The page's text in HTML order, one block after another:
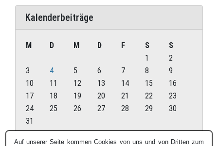
Kalenderbeiträge
August 2026
M D M D F S
S
1
2
3
4 5 6 7 8
9
10
11 12 13 14 15
16
17
18 19 20 21 22
23
24
25 26 27 28 29
30
31
Auf unserer Seite kommen Cookies von uns und von Dritten zum